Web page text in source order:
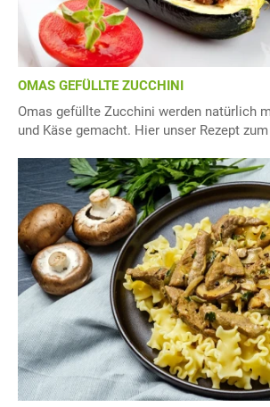
OMAS GEFÜLLTE ZUCCHINI
Omas gefüllte Zucchini werden natürlich
und Käse gemacht. Hier unser Rezept